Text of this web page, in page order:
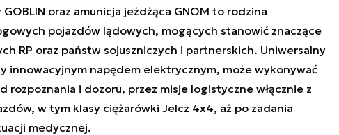
oraz amunicja jeżdżąca GNOM to rodzina
pojazdów lądowych, mogących stanowić znaczące
RP oraz państw sojuszniczych i partnerskich. Uniwersalny
innowacyjnym napędem elektrycznym, może wykonywać
rozpoznania i dozoru, przez misje logistyczne włącznie z
w tym klasy ciężarówki Jelcz 4x4, aż po zadania
medycznej.